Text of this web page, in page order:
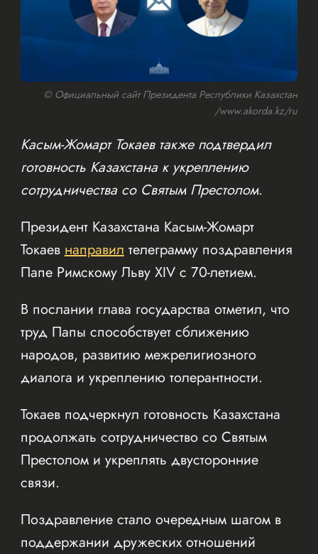
© Официальный сайт Президента Республики Казахстан
/www.akorda.kz/ru
Касым-Жомарт Токаев также подтвердил
готовность Казахстана к укреплению
сотрудничества со Святым Престолом.
Президент Казахстана Касым-Жомарт
Токаевнаправилтелеграмму поздравления
Папе Римскому Льву XIV с 70-летием.
В послании глава государства отметил, что
труд Папы способствует сближению
народов, развитию межрелигиозного
диалога и укреплению толерантности.
Токаев подчеркнул готовность Казахстана
продолжать сотрудничество со Святым
Престолом и укреплять двусторонние
связи.
Поздравление стало очередным шагом в
поддержании дружеских отношений